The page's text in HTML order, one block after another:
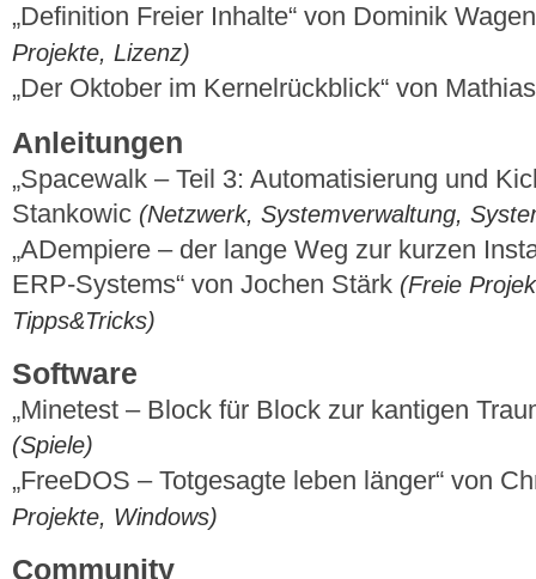
„Definition Freier Inhalte“ von Dominik
Projekte, Lizenz)
„Der Oktober im Kernelrückblick“ von
Anleitungen
„Spacewalk – Teil 3: Automatisierung und
Stankowic (Netzwerk, Systemverwaltung,
„ADempiere – der lange Weg zur kurzen
ERP-Systems“ von Jochen Stärk (Freie
Tipps&Tricks)
Software
„Minetest – Block für Block zur kantigen
(Spiele)
„FreeDOS – Totgesagte leben länger“ von
Projekte, Windows)
Community